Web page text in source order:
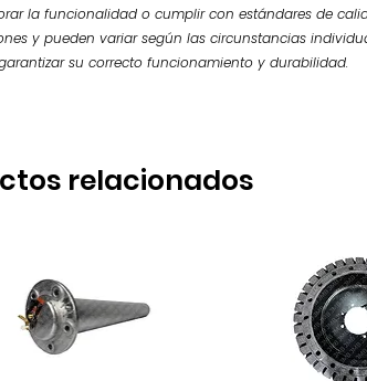
la funcionalidad o cumplir con estándares de
y pueden variar según las circunstancias
su correcto funcionamiento y durabilidad.
relacionados